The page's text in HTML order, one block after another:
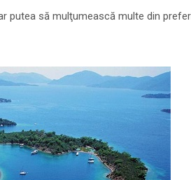
putea să mulţumească multe din